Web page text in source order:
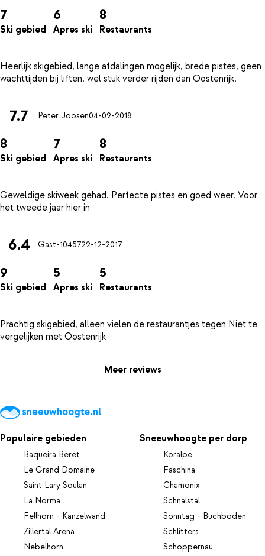
7
Ski gebied
6
Apres ski
8
Restaurants
Heerlijk skigebied, lange afdalingen mogelijk, brede pistes, geen
7.7 Peter Joosen04-02-2018
8
Ski gebied
7
Apres ski
8
Restaurants
Geweldige skiweek gehad. Perfecte pistes en goed weer. Voor
6.4 Gast-1045722-12-2017
9
Ski gebied
5
Apres ski
5
Restaurants
Prachtig skigebied, alleen vielen de restaurantjes tegen Niet te
Meer reviews
Populaire gebieden
Baqueira Beret
Le Grand Domaine
Saint Lary Soulan
La Norma
Fellhorn - Kanzelwand
Zillertal Arena
Nebelhorn
Sneeuwhoogte per dorp
Koralpe
Faschina
Chamonix
Schnalstal
Sonntag - Buchboden
Schlitters
Schoppernau